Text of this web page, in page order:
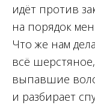
идёт против
на порядок
Что же нам
всё
выпавшие
и разбирает